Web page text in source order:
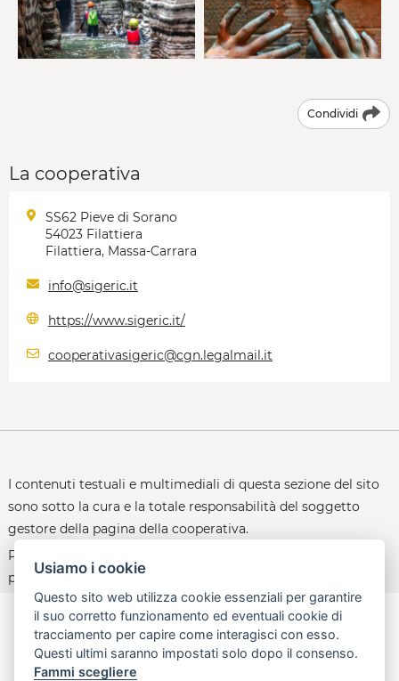
Condividi
La cooperativa
SS62 Pieve di Sorano
54023 Filattiera
Filattiera, Massa-Carrara
info@sigeric.it
https://www.sigeric.it/
cooperativasigeric@cgn.legalmail.it
I contenuti testuali e multimediali di questa sezione del sito
sono sotto la cura e la totale responsabilità del soggetto
gestore della pagina della cooperativa.
Per le policy d'uso della piattaforma, consultare la
pagina:open.toscana.it/privacy
aperta, innovativa, online
Usiamo i cookie
Questo sito web utilizza cookie essenziali per garantire
il suo corretto funzionamento ed eventuali cookie di
tracciamento per capire come interagisci con esso.
Questi ultimi saranno impostati solo dopo il consenso.
Fammi scegliere